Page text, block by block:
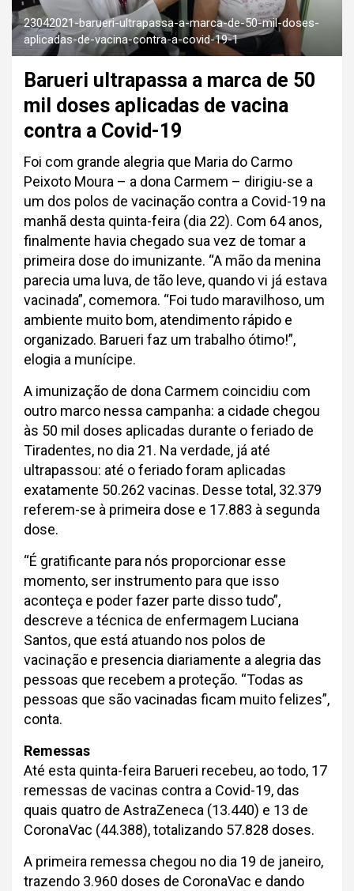
23042021-barueri-ultrapassa-a-marca-de-50-mil-doses-
aplicadas-de-vacina-contra-a-covid-19-1
Barueri ultrapassa a marca de 50
mil doses aplicadas de vacina
contra a Covid-19
Foi com grande alegria que Maria do Carmo
Peixoto Moura – a dona Carmem – dirigiu-se a
um dos polos de vacinação contra a Covid-19 na
manhã desta quinta-feira (dia 22). Com 64 anos,
finalmente havia chegado sua vez de tomar a
primeira dose do imunizante. “A mão da menina
parecia uma luva, de tão leve, quando vi já estava
vacinada”, comemora. “Foi tudo maravilhoso, um
ambiente muito bom, atendimento rápido e
organizado. Barueri faz um trabalho ótimo!”,
elogia a munícipe.
A imunização de dona Carmem coincidiu com
outro marco nessa campanha: a cidade chegou
às 50 mil doses aplicadas durante o feriado de
Tiradentes, no dia 21. Na verdade, já até
ultrapassou: até o feriado foram aplicadas
exatamente 50.262 vacinas. Desse total, 32.379
referem-se à primeira dose e 17.883 à segunda
dose.
“É gratificante para nós proporcionar esse
momento, ser instrumento para que isso
aconteça e poder fazer parte disso tudo”,
descreve a técnica de enfermagem Luciana
Santos, que está atuando nos polos de
vacinação e presencia diariamente a alegria das
pessoas que recebem a proteção. “Todas as
pessoas que são vacinadas ficam muito felizes”,
conta.
Remessas
Até esta quinta-feira Barueri recebeu, ao todo, 17
remessas de vacinas contra a Covid-19, das
quais quatro de AstraZeneca (13.440) e 13 de
CoronaVac (44.388), totalizando 57.828 doses.
A primeira remessa chegou no dia 19 de janeiro,
trazendo 3.960 doses de CoronaVac e dando